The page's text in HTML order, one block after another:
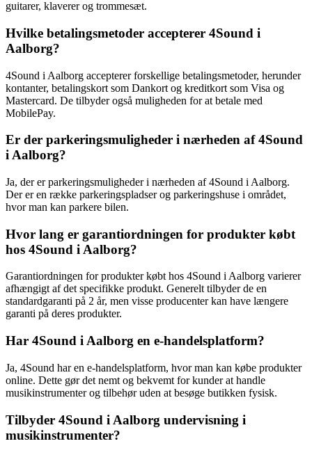
guitarer, klaverer og trommesæt.
Hvilke betalingsmetoder accepterer 4Sound i
Aalborg?
4Sound i Aalborg accepterer forskellige betalingsmetoder, herunder
kontanter, betalingskort som Dankort og kreditkort som Visa og
Mastercard. De tilbyder også muligheden for at betale med
MobilePay.
Er der parkeringsmuligheder i nærheden af 4Sound
i Aalborg?
Ja, der er parkeringsmuligheder i nærheden af 4Sound i Aalborg.
Der er en række parkeringspladser og parkeringshuse i området,
hvor man kan parkere bilen.
Hvor lang er garantiordningen for produkter købt
hos 4Sound i Aalborg?
Garantiordningen for produkter købt hos 4Sound i Aalborg varierer
afhængigt af det specifikke produkt. Generelt tilbyder de en
standardgaranti på 2 år, men visse producenter kan have længere
garanti på deres produkter.
Har 4Sound i Aalborg en e-handelsplatform?
Ja, 4Sound har en e-handelsplatform, hvor man kan købe produkter
online. Dette gør det nemt og bekvemt for kunder at handle
musikinstrumenter og tilbehør uden at besøge butikken fysisk.
Tilbyder 4Sound i Aalborg undervisning i
musikinstrumenter?